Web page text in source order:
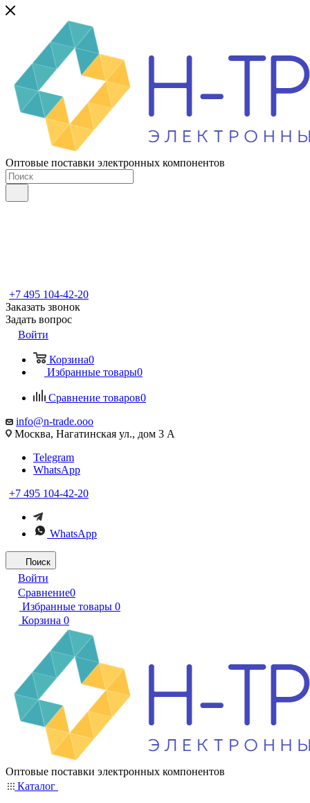
Оптовые поставки электронных компонентов
+7 495 104-42-20
Заказать звонок
Задать вопрос
Войти
Корзина0
Избранные товары0
Сравнение товаров0
info@n-trade.ooo
Москва, Нагатинская ул., дом 3 А
Telegram
WhatsApp
+7 495 104-42-20
WhatsApp
Поиск
Войти
Сравнение0
Избранные товары 0
Корзина 0
Оптовые поставки электронных компонентов
Каталог